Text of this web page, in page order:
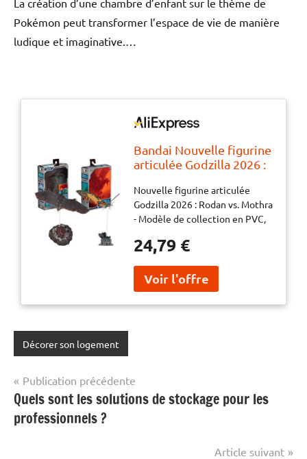
La création d’une chambre d’enfant sur le thème de
Pokémon peut transformer l’espace de vie de manière
ludique et imaginative.…
Bandai Nouvelle figurine
articulée Godzilla 2026 :
Modèle de collection en
PVC, jouet monstre,
dinosaure articulé,
Nouvelle figurine articulée
Godzilla 2026 : Rodan vs. Mothra
- Modèle de collection en PVC,
articulé, cadeau pour garçons
24,79 €
Décorer son logement
Navigation
de
l’article
Publication précédente
Quels sont les solutions de stockage pour les
professionnels ?
Article suivant